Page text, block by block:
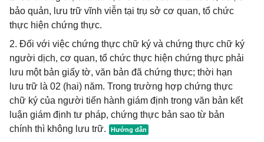
bảo quản, lưu trữ vĩnh viễn tại trụ sở cơ quan, tổ chức
thực hiện chứng thực.
2. Đối với việc chứng thực chữ ký và chứng thực chữ ký
người dịch, cơ quan, tổ chức thực hiện chứng thực phải
lưu một bản giấy tờ, văn bản đã chứng thực; thời hạn
lưu trữ là 02 (hai) năm. Trong trường hợp chứng thực
chữ ký của người tiến hành giám định trong văn bản kết
luận giám định tư pháp, chứng thực bản sao từ bản
chính thì không lưu trữ.